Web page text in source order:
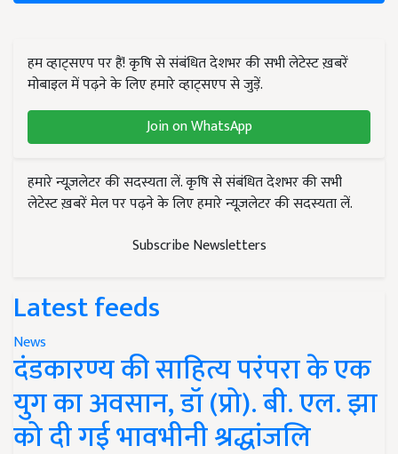
हम व्हाट्सएप पर हैं! कृषि से संबंधित देशभर की सभी लेटेस्ट ख़बरें
मोबाइल में पढ़ने के लिए हमारे व्हाट्सएप से जुड़ें.
Join on WhatsApp
हमारे न्यूज़लेटर की सदस्यता लें. कृषि से संबंधित देशभर की सभी
लेटेस्ट ख़बरें मेल पर पढ़ने के लिए हमारे न्यूज़लेटर की सदस्यता लें.
Subscribe Newsletters
Latest feeds
News
दंडकारण्य की साहित्य परंपरा के एक
युग का अवसान, डॉ (प्रो). बी. एल. झा
को दी गई भावभीनी श्रद्धांजलि